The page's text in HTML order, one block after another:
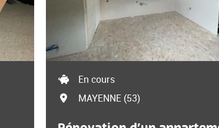
En cours
MAYENNE (53)